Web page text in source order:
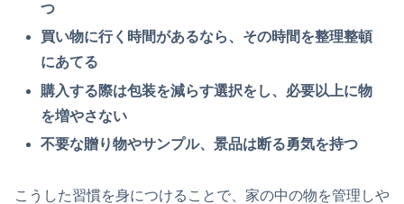
つ
買い物に行く時間があるなら、その時間を整理整頓
にあてる
購入する際は包装を減らす選択をし、必要以上に物
を増やさない
不要な贈り物やサンプル、景品は断る勇気を持つ
こうした習慣を身につけることで、家の中の物を管理しや